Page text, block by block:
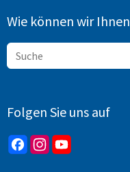
Wie können wir
Folgen Sie uns auf